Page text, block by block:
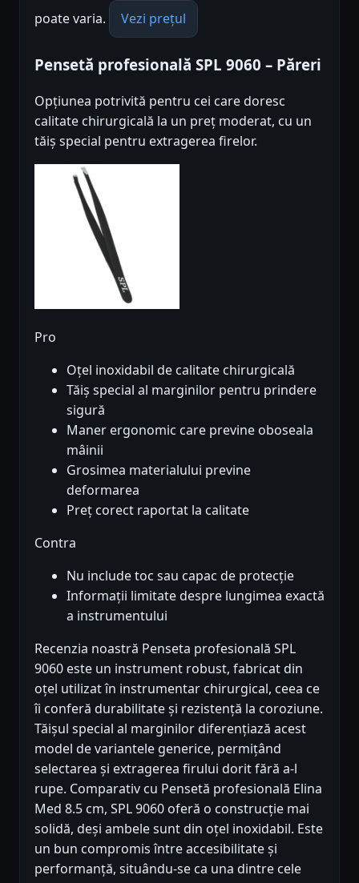
poate varia.
Vezi prețul
Pensetă profesională SPL 9060 – Păreri
Opțiunea potrivită pentru cei care doresc
calitate chirurgicală la un preț moderat, cu un
tăiș special pentru extragerea firelor.
Pro
Oțel inoxidabil de calitate chirurgicală
Tăiș special al marginilor pentru prindere
sigură
Maner ergonomic care previne oboseala
mâinii
Grosimea materialului previne
deformarea
Preț corect raportat la calitate
Contra
Nu include toc sau capac de protecție
Informații limitate despre lungimea exactă
a instrumentului
Recenzia noastră Penseta profesională SPL
9060 este un instrument robust, fabricat din
oțel utilizat în instrumentar chirurgical, ceea ce
îi conferă durabilitate și rezistență la coroziune.
Tăișul special al marginilor diferențiază acest
model de variantele generice, permițând
selectarea și extragerea firului dorit fără a-l
rupe. Comparativ cu Pensetă profesională Elina
Med 8.5 cm, SPL 9060 oferă o construcție mai
solidă, deși ambele sunt din oțel inoxidabil. Este
un bun compromis între accesibilitate și
performanță, situându-se ca una dintre cele